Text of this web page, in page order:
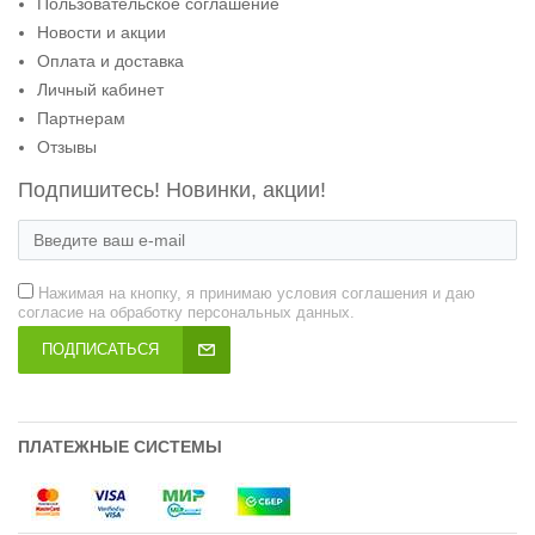
Новости и акции
Оплата и доставка
Личный кабинет
Партнерам
Отзывы
Подпишитесь! Новинки, акции!
Нажимая на кнопку, я принимаю условия соглашения и даю
согласие на обработку персональных данных.
ПОДПИСАТЬСЯ
ПЛАТЕЖНЫЕ СИСТЕМЫ